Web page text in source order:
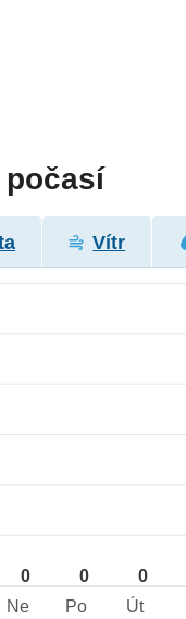
Vítr
0 0 0
Ne Po Út